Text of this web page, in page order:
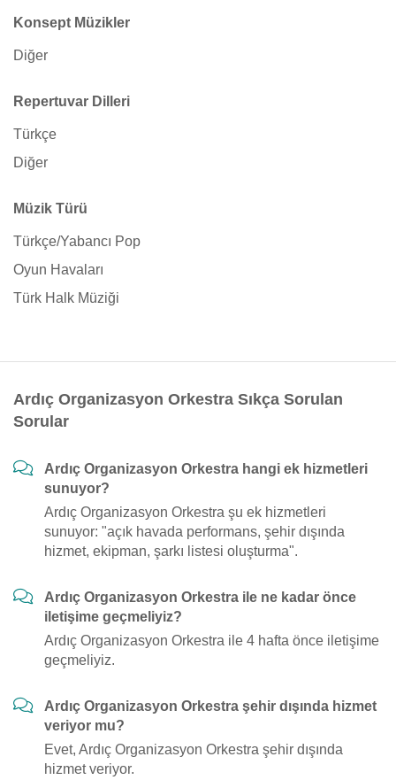
Konsept Müzikler
Diğer
Repertuvar Dilleri
Türkçe
Diğer
Müzik Türü
Türkçe/Yabancı Pop
Oyun Havaları
Türk Halk Müziği
Ardıç Organizasyon Orkestra Sıkça Sorulan
Sorular
Ardıç Organizasyon Orkestra hangi ek hizmetleri
sunuyor?
Ardıç Organizasyon Orkestra şu ek hizmetleri
sunuyor: "açık havada performans, şehir dışında
hizmet, ekipman, şarkı listesi oluşturma".
Ardıç Organizasyon Orkestra ile ne kadar önce
iletişime geçmeliyiz?
Ardıç Organizasyon Orkestra ile 4 hafta önce iletişime
geçmeliyiz.
Ardıç Organizasyon Orkestra şehir dışında hizmet
veriyor mu?
Evet, Ardıç Organizasyon Orkestra şehir dışında
hizmet veriyor.